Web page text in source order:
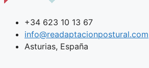
+34 623 10 13 67
info@readaptacionpostural.com
Asturias, España